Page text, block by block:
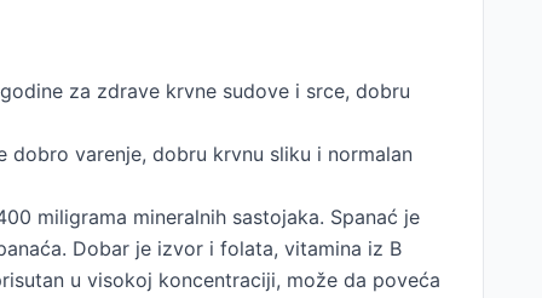
za zdrave krvne sudove i srce, dobru
varenje, dobru krvnu sliku i normalan
miligrama mineralnih sastojaka. Spanać je
Dobar je izvor i folata, vitamina iz B
u visokoj koncentraciji, može da poveća